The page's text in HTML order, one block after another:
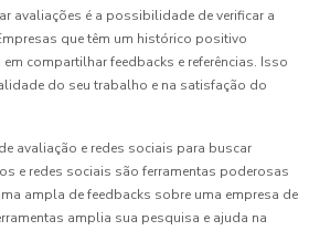
avaliações é a possibilidade de verificar a
que têm um histórico positivo
compartilhar feedbacks e referências. Isso
do seu trabalho e na satisfação do
avaliação e redes sociais para buscar
e redes sociais são ferramentas poderosas
ampla de feedbacks sobre uma empresa de
amplia sua pesquisa e ajuda na